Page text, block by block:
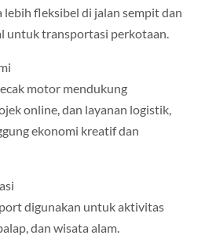
lebih fleksibel di jalan sempit dan
untuk transportasi perkotaan.
motor mendukung
online, dan layanan logistik,
ekonomi kreatif dan
digunakan untuk aktivitas
dan wisata alam.